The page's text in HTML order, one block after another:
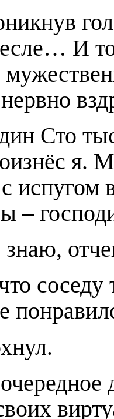
И
Сто
я.
испугом
–
соседу